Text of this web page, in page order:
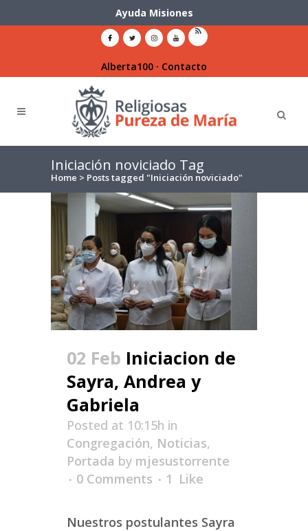
Ayuda Misiones
Alberta100 · Contacto
Iniciación noviciado Tag
Home > Posts tagged "Iniciación noviciado"
02 Feb Iniciacion de
Sayra, Andrea y
Gabriela
Posted at 10:15h in
Congregación, Noticias,
Portada by mjesustorrente
0 Comments
1 Like
Nuestros postulantes Sayra